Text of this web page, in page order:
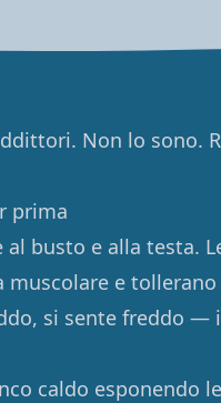
Non lo sono.
prima
busto e alla testa.
e
si sente freddo —
caldo esponendo